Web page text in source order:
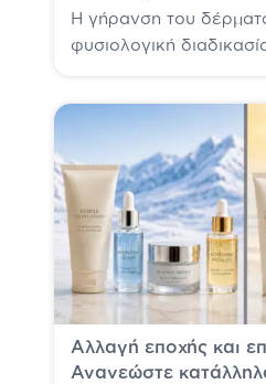
Η γήρανση του
φυσιολογική
Αλλαγή εποχής και
Ανανεώστε